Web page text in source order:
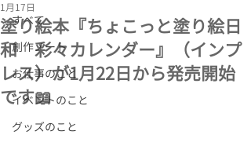
すべて
創作ノート
お仕事のこと
イベントのこと
グッズのこと
塗り絵本『ちょこっと塗り絵日
和 彩々カレンダー』（インプ
レス）が1月22日から発売開始
です📖
1月17日